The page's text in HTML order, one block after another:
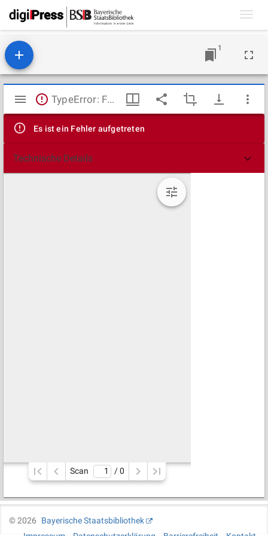
1
Mirador
Viewer
TypeError: Failed to fetch
Es ist ein Fehler aufgetreten
Technische Details
Scan / 0
©2026
Bayerische Staatsbibliothek